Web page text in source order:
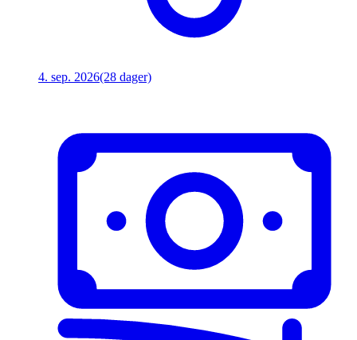
4. sep. 2026(28 dager)